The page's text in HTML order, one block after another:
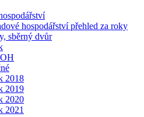
hospodářství přehled za roky
sběrný dvůr
2018
2019
2020
2021